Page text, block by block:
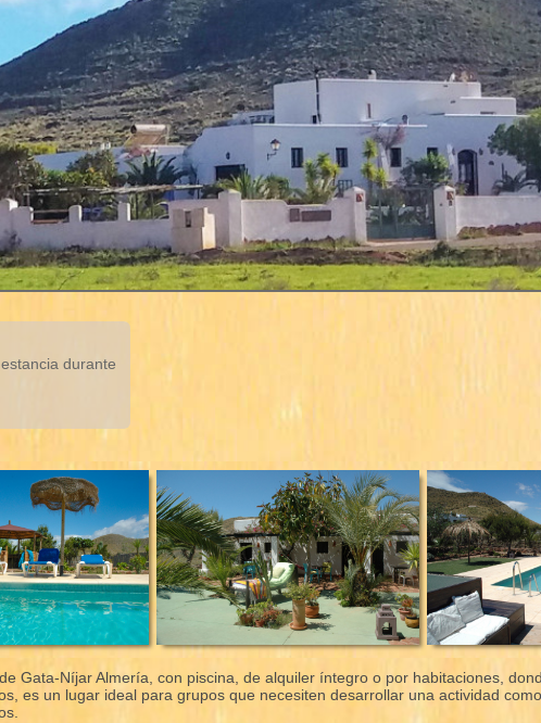
durante
Gata-Níjar Almería, con piscina, de alquiler íntegro o por habitaciones,
es un lugar ideal para grupos que necesiten desarrollar una actividad